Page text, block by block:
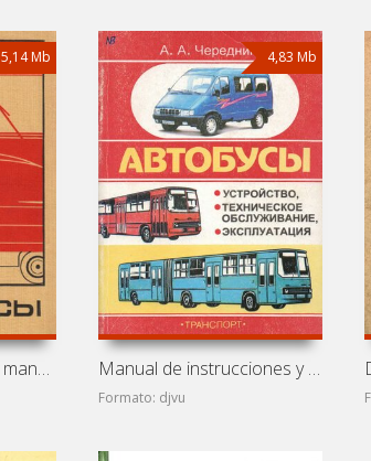
5,14 Mb
Descripción técnica y manual de instrucciones de autobuses
4,83 Mb
Manual de instrucciones y mantenimiento de autobuses Ikarus
Formato: djvu